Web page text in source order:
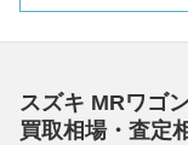
スズキ MRワゴ
買取相場・査定